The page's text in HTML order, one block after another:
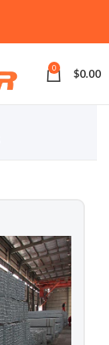
0 $0.00